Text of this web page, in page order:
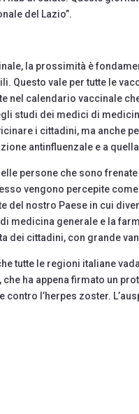
del Lazio”.
la prossimità è
Questo vale per tutte le
nel calendario vaccinale
studi dei medici di
i cittadini, ma anche
antinfluenzale e a
persone che sono
vengono percepite
del nostro Paese in cui
medicina generale e la
dei cittadini, con grande
tutte le regioni italiane
ha appena firmato un
l’herpes zoster.